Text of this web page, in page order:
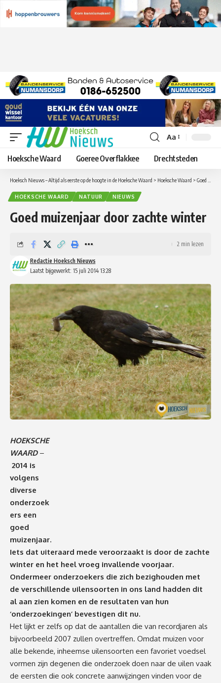
Lettergrootte
aanpassen
Aa
Hoeksche Waard Goeree Overflakkee Drechtsteden
Hoeksch Nieuws – Altijd als eerste op de hoogte in de Hoeksche Waard > Hoeksche Waard > Goed muizenjaar door zachte winter
HOEKSCHE WAARD NATUUR NIEUWS
Goed muizenjaar door zachte winter
Laatst bijgewerkt: 15 juli 2014 13:28
Redactie Hoeksch Nieuws
2 min lezen
HOEKSCHE
WAARD –
2014 is
volgens
diverse
onderzoek
ers een
goed
muizenjaar.
Iets dat uiteraard mede veroorzaakt is door de zachte
winter en het heel vroeg invallende voorjaar.
Ondermeer onderzoekers die zich bezighouden met
de verschillende uilensoorten in ons land hadden dit
al aan zien komen en de resultaten van hun
‘onderzoekingen’ bevestigen dit nu.
Het lijkt er zelfs op dat de aantallen die van recordjaren als
bijvoorbeeld 2007 zullen overtreffen. Omdat muizen voor
alle bekende, inheemse uilensoorten een favoriet voedsel
vormen zijn degenen die onderzoek doen naar de uilen vaak
de eersten die ook concrete aanwijzingen vinden voor de